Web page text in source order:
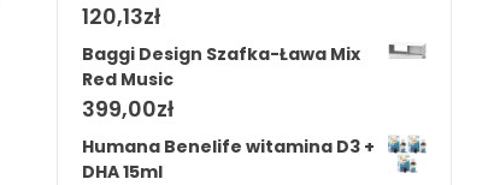
120,13zł
Baggi Design Szafka-Ława Mix
Red Music
399,00zł
Humana Benelife witamina D3 +
DHA 15ml